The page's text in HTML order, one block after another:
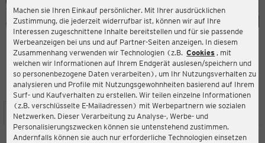
Machen sie Ihren Einkauf persönlicher. Mit Ihrer ausdrücklichen
Zustimmung, die jederzeit widerrufbar ist, können wir auf Ihre
Interessen zugeschnittene Inhalte bereitstellen und für sie passende
Werbeanzeigen bei uns und auf Partner-Seiten anzeigen. In diesem
Zusammenhang verwenden wir Technologien (z.B. Cookies , mit
welchen wir Informationen auf Ihrem Endgerät auslesen/speichern und
so personenbezogene Daten verarbeiten), um Ihr Nutzungsverhalten zu
analysieren und Profile mit Nutzungsgewohnheiten basierend auf Ihrem
Surf- und Kaufverhalten zu erstellen. Wir teilen einzelne Informationen
(z.B. verschlüsselte E-Mailadressen) mit Werbepartnern wie sozialen
Netzwerken. Dieser Verarbeitung zu Analyse-, Werbe- und
Personalisierungszwecken können sie untenstehend zustimmen.
Andernfalls können sie auch nur erforderliche Technologien einsetzen
ERNSTING'S FAMILY FILIALE
Waterstraat 44
4001 AM Tiel
STANDORT SERVICES SORTIMENT AKTIONEN